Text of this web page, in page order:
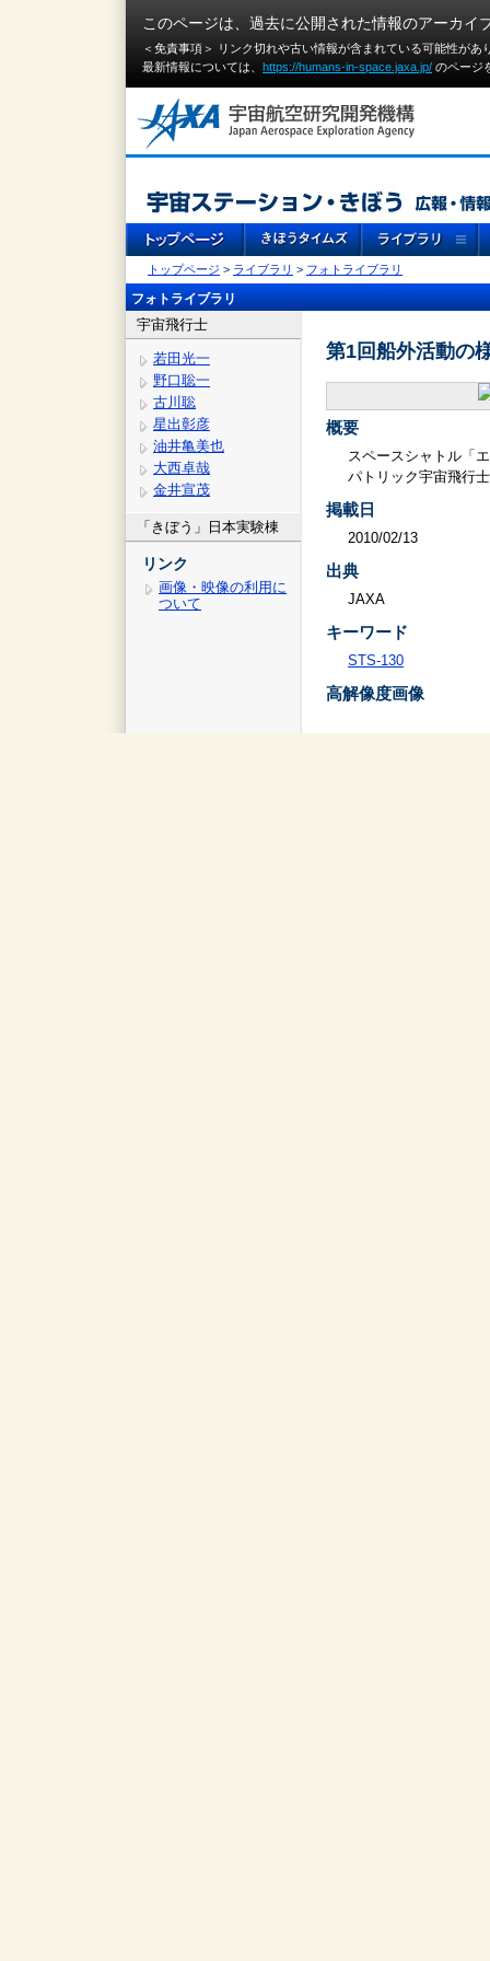
このページは、過去に公開された情報のアーカイ
＜免責事項＞ リンク切れや古い情報が含まれている可能性が
最新情報については、 https://humans-in-space.jaxa.jp/ のページ
トップページ > ライブラリ > フォトライブラリ
フォトライブラリ
宇宙飛行士
若田光一
野口聡一
古川聡
星出彰彦
油井亀美也
大西卓哉
金井宣茂
「きぼう」日本実験棟
リンク
画像・映像の利用に
ついて
第1回船外活動の
概要
スペースシャトル「
パトリック宇宙飛行士
掲載日
2010/02/13
出典
JAXA
キーワード
STS-130
高解像度画像